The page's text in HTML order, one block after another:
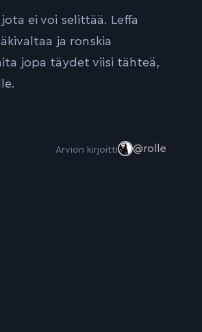
ei voi selittää. Leffa
ja ronskia
jopa täydet viisi tähteä,
Arvion kirjoitti @rolle